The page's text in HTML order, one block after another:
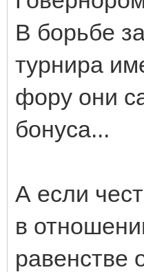
В борьбе
турнира
фору они
бонуса...
А если
в
равенстве